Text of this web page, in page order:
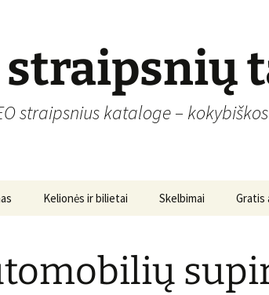
straipsnių
straipsnius kataloge –
Kelionės ir bilietai Skelbimai Gratis